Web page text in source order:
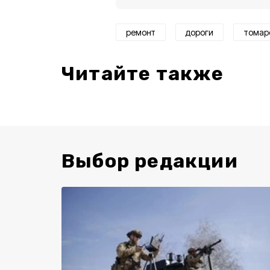
ремонт дороги
Читайте также
Выбор редакции